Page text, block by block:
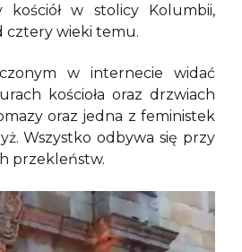
kościół w stolicy Kolumbii,
cztery wieki temu.
w internecie widać
kościoła oraz drzwiach
oraz jedna z feministek
Wszystko odbywa się przy
przekleństw.